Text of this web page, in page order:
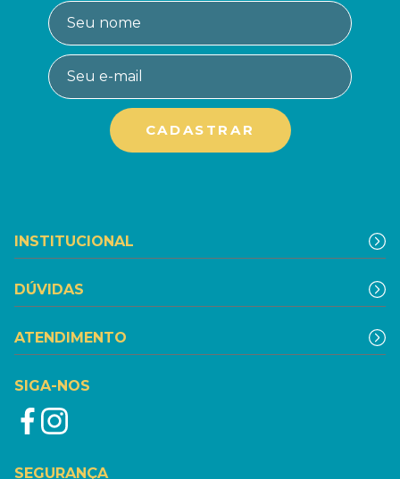
INSTITUCIONAL
DÚVIDAS
ATENDIMENTO
SIGA-NOS
SEGURANÇA